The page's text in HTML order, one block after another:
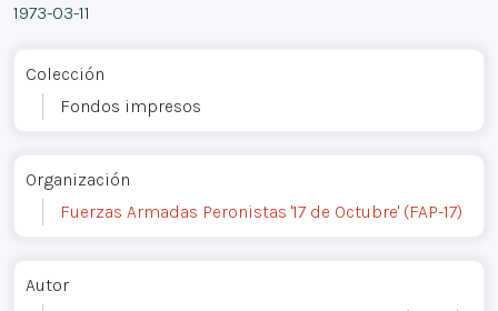
1973-03-11
Colección
Fondos impresos
Organización
Fuerzas Armadas Peronistas '17 de Octubre' (FAP-17)
Autor